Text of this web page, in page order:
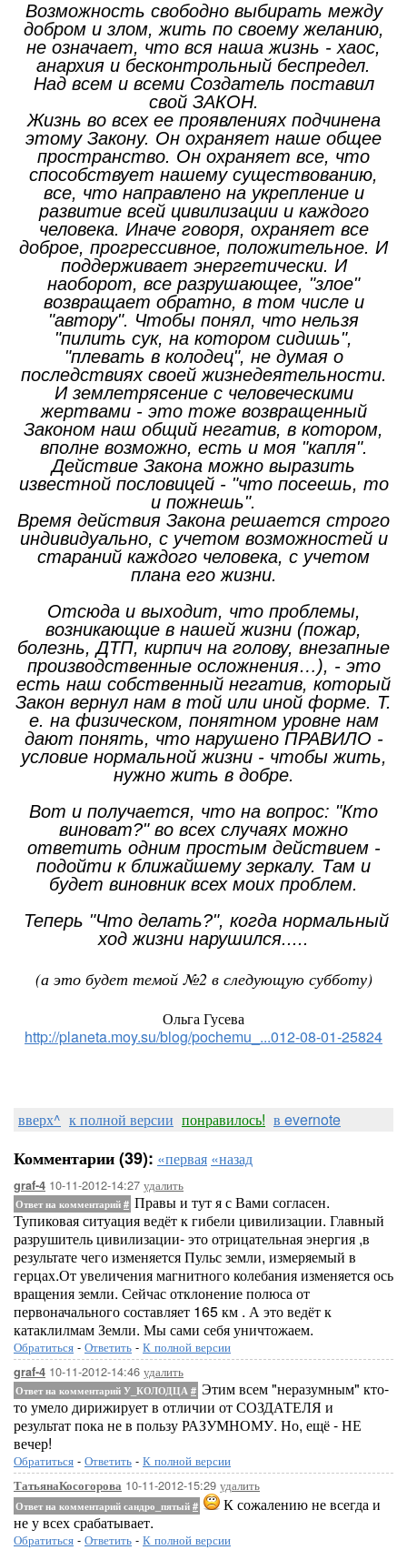
Возможность свободно выбирать между
добром и злом, жить по своему желанию,
не означает, что вся наша жизнь - хаос,
анархия и бесконтрольный беспредел.
Над всем и всеми Создатель поставил
свой ЗАКОН.
Жизнь во всех ее проявлениях подчинена
этому Закону. Он охраняет наше общее
пространство. Он охраняет все, что
способствует нашему существованию,
все, что направлено на укрепление и
развитие всей цивилизации и каждого
человека. Иначе говоря, охраняет все
доброе, прогрессивное, положительное. И
поддерживает энергетически. И
наоборот, все разрушающее, "злое"
возвращает обратно, в том числе и
"автору". Чтобы понял, что нельзя
"пилить сук, на котором сидишь",
"плевать в колодец", не думая о
последствиях своей жизнедеятельности.
И землетрясение с человеческими
жертвами - это тоже возвращенный
Законом наш общий негатив, в котором,
вполне возможно, есть и моя "капля".
Действие Закона можно выразить
известной пословицей - "что посеешь, то
и пожнешь".
Время действия Закона решается строго
индивидуально, с учетом возможностей и
стараний каждого человека, с учетом
плана его жизни.
Отсюда и выходит, что проблемы,
возникающие в нашей жизни (пожар,
болезнь, ДТП, кирпич на голову, внезапные
производственные осложнения…), - это
есть наш собственный негатив, который
Закон вернул нам в той или иной форме. Т.
е. на физическом, понятном уровне нам
дают понять, что нарушено ПРАВИЛО -
условие нормальной жизни - чтобы жить,
нужно жить в добре.
Вот и получается, что на вопрос: "Кто
виноват?" во всех случаях можно
ответить одним простым действием -
подойти к ближайшему зеркалу. Там и
будет виновник всех моих проблем.
Теперь "Что делать?", когда нормальный
ход жизни нарушился.....
(а это будет темой №2 в следующую субботу)
Ольга Гусева
http://planeta.moy.su/blog/pochemu_...012-08-01-25824
вверх^ к полной версии понравилось! в evernote
Комментарии (39): «первая «назад
graf-4 10-11-2012-14:27 удалить
Ответ на комментарий # Правы и тут я с Вами согласен.
Тупиковая ситуация ведёт к гибели цивилизации. Главный
разрушитель цивилизации- это отрицательная энергия ,в
результате чего изменяется Пульс земли, измеряемый в
герцах.От увеличения магнитного колебания изменяется ось
вращения земли. Сейчас отклонение полюса от
первоначального составляет 165 км . А это ведёт к
катаклилмам Земли. Мы сами себя уничтожаем.
Обратиться - Ответить - К полной версии
graf-4 10-11-2012-14:46 удалить
Ответ на комментарий У_КОЛОДЦА # Этим всем "неразумным" кто-
то умело дирижирует в отличии от СОЗДАТЕЛЯ и
результат пока не в пользу РАЗУМНОМУ. Но, ещё - НЕ
вечер!
Обратиться - Ответить - К полной версии
ТатьянаКосогорова 10-11-2012-15:29 удалить
Ответ на комментарий сандро_пятый #
К сожалению не всегда и
не у всех срабатывает.
Обратиться - Ответить - К полной версии